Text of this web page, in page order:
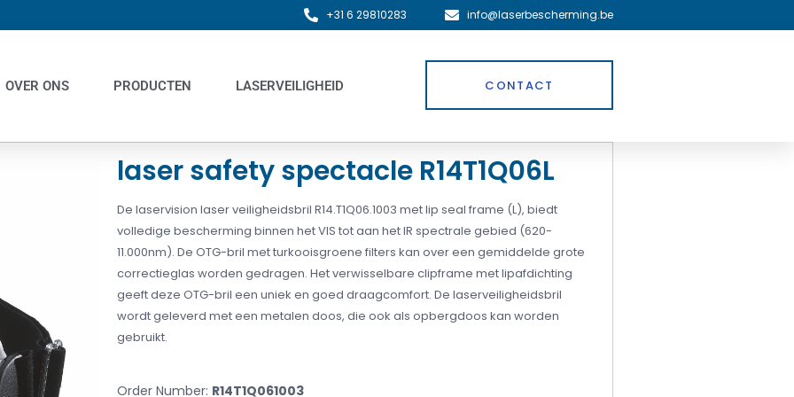
+31 6 29810283 info@laserbescherming.be
OVER ONS PRODUCTEN LASERVEILIGHEID CONTACT
laser safety spectacle R14T1Q06L
De laservision laser veiligheidsbril R14.T1Q06.1003 met lip seal frame (L), biedt
volledige bescherming binnen het VIS tot aan het IR spectrale gebied (620-
11.000nm). De OTG-bril met turkooisgroene filters kan over een gemiddelde grote
correctieglas worden gedragen. Het verwisselbare clipframe met lipafdichting
geeft deze OTG-bril een uniek en goed draagcomfort. De laserveiligheidsbril
wordt geleverd met een metalen doos, die ook als opbergdoos kan worden
gebruikt.
Order Number: R14T1Q061003